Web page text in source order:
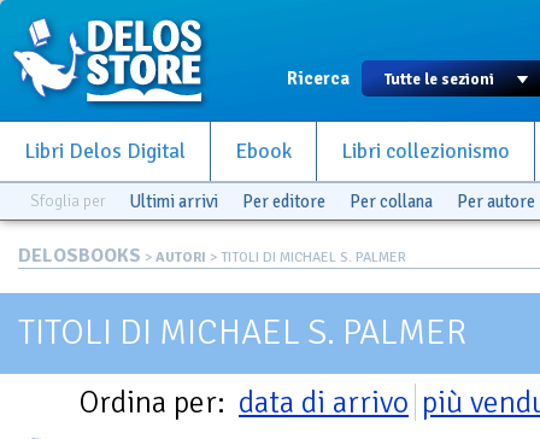
Ricerca
Libri Delos Digital Ebook Libri collezionismo
Sfoglia per Ultimi arrivi Per editore Per collana Per autore
DELOSBOOKS > AUTORI > TITOLI DI MICHAEL S. PALMER
TITOLI DI MICHAEL S. PALMER
Ordina per: data di arrivo più